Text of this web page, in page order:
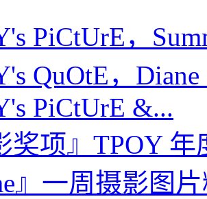
PiCtUrE，
QuOtE，Diane
PiCtUrE &...
奖项』TPOY
』一周摄影图